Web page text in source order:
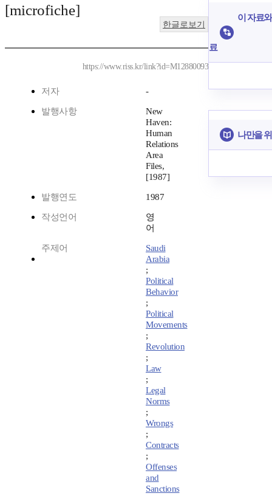
[microfiche]
한글로보기
https://www.riss.kr/link?id=M12880093
저자 -
발행사항
New
Haven:
Human
Relations
Area
Files,
[1987]
발행연도 1987
작성언어
영
어
주제어
Saudi
Arabia
;
Political
Behavior
;
Political
Movements
;
Revolution
;
Law
;
Legal
Norms
;
Wrongs
;
Contracts
;
Offenses
and
Sanctions
이 자료
료
나만을